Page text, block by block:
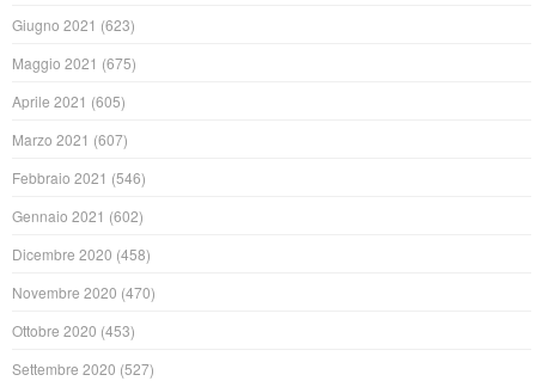
Giugno 2021 (623)
Maggio 2021 (675)
Aprile 2021 (605)
Marzo 2021 (607)
Febbraio 2021 (546)
Gennaio 2021 (602)
Dicembre 2020 (458)
Novembre 2020 (470)
Ottobre 2020 (453)
Settembre 2020 (527)